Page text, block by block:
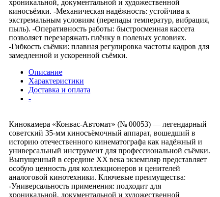
хроникальной, документальной и художественной
киносъёмки. -Механическая надёжность: устойчива к
экстремальным условиям (перепады температур, вибрация,
пыль). -Оперативность работы: быстросменная кассета
позволяет перезаряжать плёнку в полевых условиях.
-Гибкость съёмки: плавная регулировка частоты кадров для
замедленной и ускоренной съёмки.
Описание
Характеристики
Доставка и оплата
-
Кинокамера «Конвас‑Автомат» (№ 00053) — легендарный
советский 35‑мм киносъёмочный аппарат, вошедший в
историю отечественного кинематографа как надёжный и
универсальный инструмент для профессиональной съёмки.
Выпущенный в середине XX века экземпляр представляет
особую ценность для коллекционеров и ценителей
аналоговой кинотехники. Ключевые преимущества:
-Универсальность применения: подходит для
хроникальной, документальной и художественной